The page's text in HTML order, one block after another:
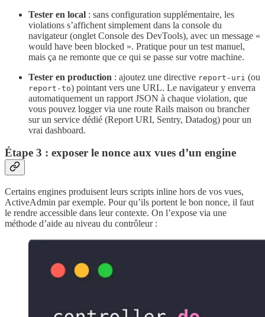
Tester en local : sans configuration supplémentaire, les
violations s’affichent simplement dans la console du
navigateur (onglet Console des DevTools), avec un message «
would have been blocked ». Pratique pour un test manuel,
mais ça ne remonte que ce qui se passe sur votre machine.
Tester en production : ajoutez une directive report-uri (ou
report-to) pointant vers une URL. Le navigateur y enverra
automatiquement un rapport JSON à chaque violation, que
vous pouvez logger via une route Rails maison ou brancher
sur un service dédié (Report URI, Sentry, Datadog) pour un
vrai dashboard.
Étape 3 : exposer le nonce aux vues d’un engine
Certains engines produisent leurs scripts inline hors de vos vues,
ActiveAdmin par exemple. Pour qu’ils portent le bon nonce, il faut
le rendre accessible dans leur contexte. On l’expose via une
méthode d’aide au niveau du contrôleur :